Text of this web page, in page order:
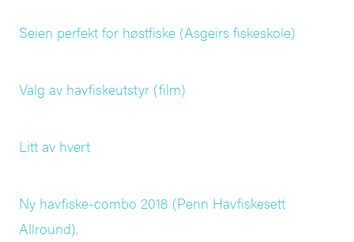
Seien perfekt for høstfiske (Asgeirs fiskeskole)
Valg av havfiskeutstyr (film)
Litt av hvert
Ny havfiske-combo 2018 (Penn Havfiskesett
Allround).